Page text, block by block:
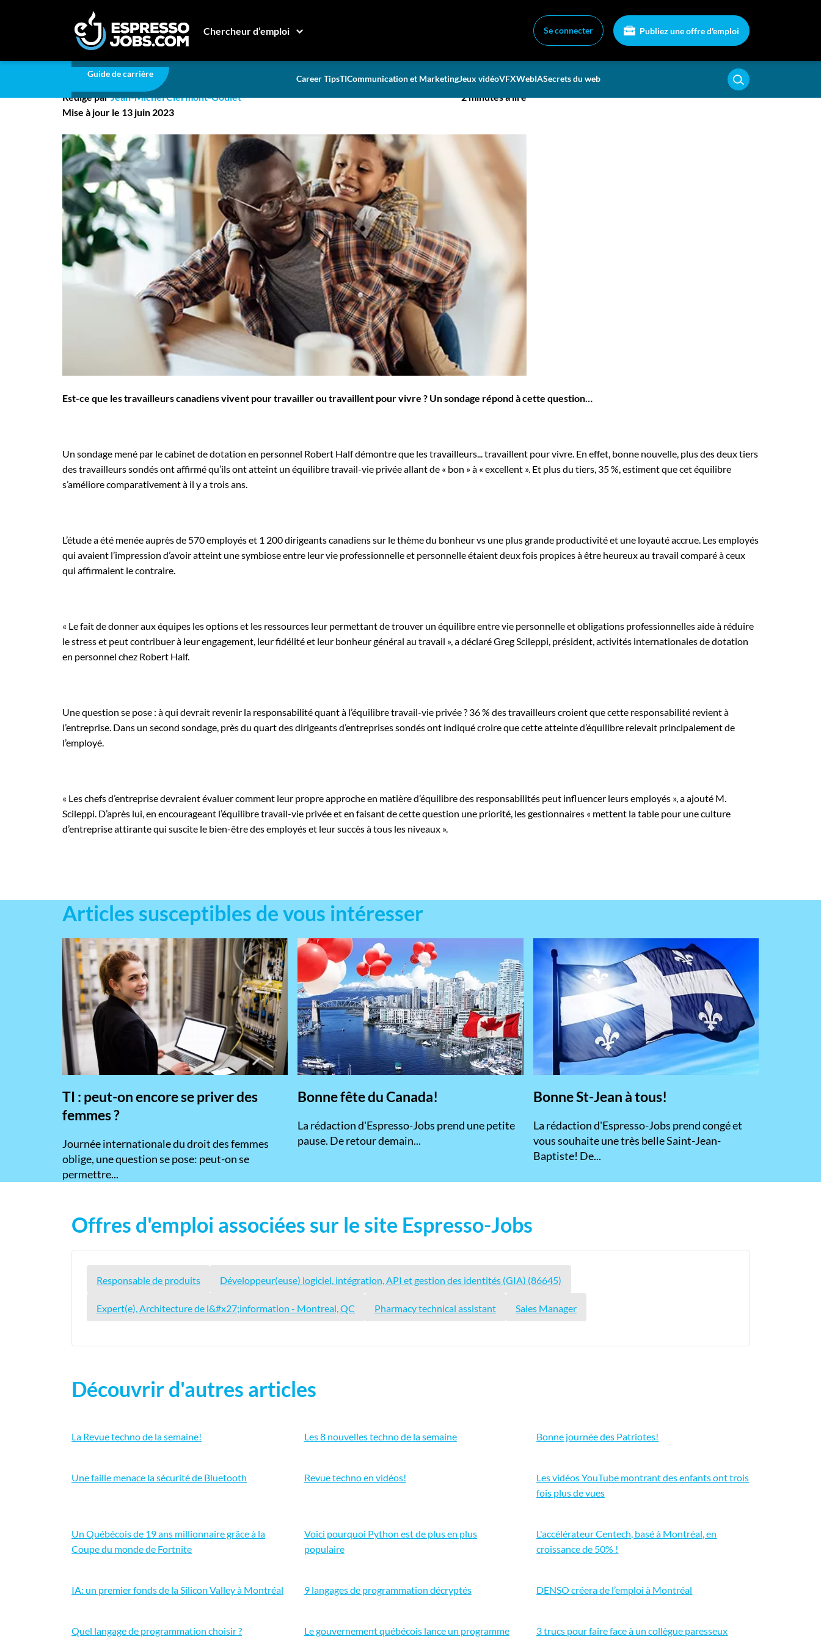
Chercheur d’emploi Se connecter Publiez une offre d'emploi
Créez un compte
Emplois
Recherchez un emploi
Compagnies
Ma boîte à outils
Conseils carrière
Nos chroniques
Inscrivez-vous à l'infolettre
Publiez une offre d'emploi
Guide de carrière Career TipsTICommunication et MarketingJeux vidéoVFXWebIASecrets du web
Actualités Avez-vous un bon équilibre travail-vie privée?
Avez-vous un bon équilibre travail-vie privée?
Rédigé parJean-Michel Clermont-Goulet
Mise à jour le 13 juin 2023
2 minutes à lire
Est-ce que les travailleurs canadiens vivent pour travailler ou travaillent pour vivre ? Un sondage répond à cette question…
Un sondage mené par le cabinet de dotation en personnel Robert Half démontre que les travailleurs... travaillent pour vivre. En effet, bonne nouvelle, plus des deux tiers
des travailleurs sondés ont affirmé qu’ils ont atteint un équilibre travail-vie privée allant de « bon » à « excellent ». Et plus du tiers, 35 %, estiment que cet équilibre
s’améliore comparativement à il y a trois ans.
L’étude a été menée auprès de 570 employés et 1 200 dirigeants canadiens sur le thème du bonheur vs une plus grande productivité et une loyauté accrue. Les employés
qui avaient l’impression d’avoir atteint une symbiose entre leur vie professionnelle et personnelle étaient deux fois propices à être heureux au travail comparé à ceux
qui affirmaient le contraire.
« Le fait de donner aux équipes les options et les ressources leur permettant de trouver un équilibre entre vie personnelle et obligations professionnelles aide à réduire
le stress et peut contribuer à leur engagement, leur fidélité et leur bonheur général au travail », a déclaré Greg Scileppi, président, activités internationales de dotation
en personnel chez Robert Half.
Une question se pose : à qui devrait revenir la responsabilité quant à l’équilibre travail-vie privée ? 36 % des travailleurs croient que cette responsabilité revient à
l’entreprise. Dans un second sondage, près du quart des dirigeants d’entreprises sondés ont indiqué croire que cette atteinte d’équilibre relevait principalement de
l’employé.
« Les chefs d’entreprise devraient évaluer comment leur propre approche en matière d’équilibre des responsabilités peut influencer leurs employés », a ajouté M.
Scileppi. D’après lui, en encourageant l’équilibre travail-vie privée et en faisant de cette question une priorité, les gestionnaires « mettent la table pour une culture
d’entreprise attirante qui suscite le bien-être des employés et leur succès à tous les niveaux ».
Articles susceptibles de vous intéresser
TI : peut-on encore se priver des
femmes ?
​Journée internationale du droit des femmes
oblige, une question se pose: peut-on se
permettre...
Bonne fête du Canada!
La rédaction d'Espresso-Jobs prend une petite
pause. De retour demain...
Bonne St-Jean à tous!
La rédaction d'Espresso-Jobs prend congé et
vous souhaite une très belle Saint-Jean-
Baptiste! De...
Offres d'emploi associées sur le site Espresso-Jobs
Responsable de produits Développeur(euse) logiciel, intégration, API et gestion des identités (GIA) (86645)
Expert(e), Architecture de l&#x27;information - Montreal, QC Pharmacy technical assistant Sales Manager
Découvrir d'autres articles
La Revue techno de la semaine! Les 8 nouvelles techno de la semaine Bonne journée des Patriotes!
Une faille menace la sécurité de Bluetooth Revue techno en vidéos!
Les vidéos YouTube montrant des enfants ont trois
fois plus de vues
Un Québécois de 19 ans millionnaire grâce à la
Coupe du monde de Fortnite
Voici pourquoi Python est de plus en plus
populaire
L'accélérateur Centech, basé à Montréal, en
croissance de 50% !
IA: un premier fonds de la Silicon Valley à Montréal 9 langages de programmation décryptés DENSO créera de l’emploi à Montréal
Quel langage de programmation choisir ?
Le gouvernement québécois lance un programme
3 trucs pour faire face à un collègue paresseux